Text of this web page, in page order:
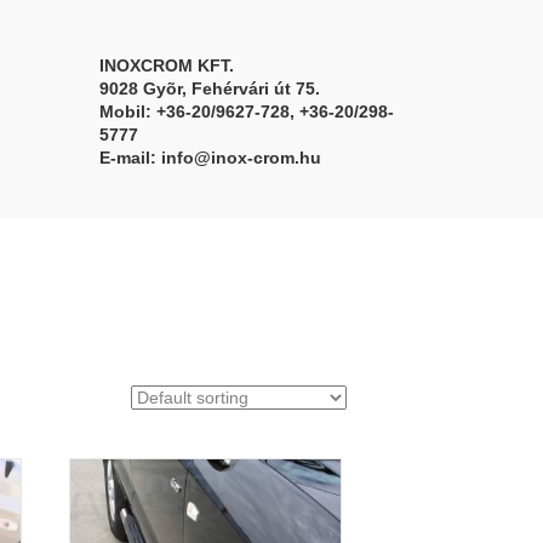
INOXCROM KFT.
9028 Gyõr, Fehérvári út 75.
Mobil: +36-20/9627-728, +36-20/298-
5777
E-mail: info@inox-crom.hu